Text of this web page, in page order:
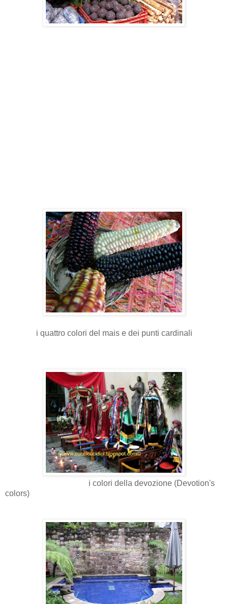
i quattro colori del mais e dei punti cardinali
i colori della devozione (Devotion's
colors)